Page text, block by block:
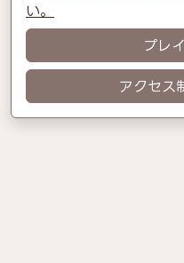
い。
プレ
アクセス